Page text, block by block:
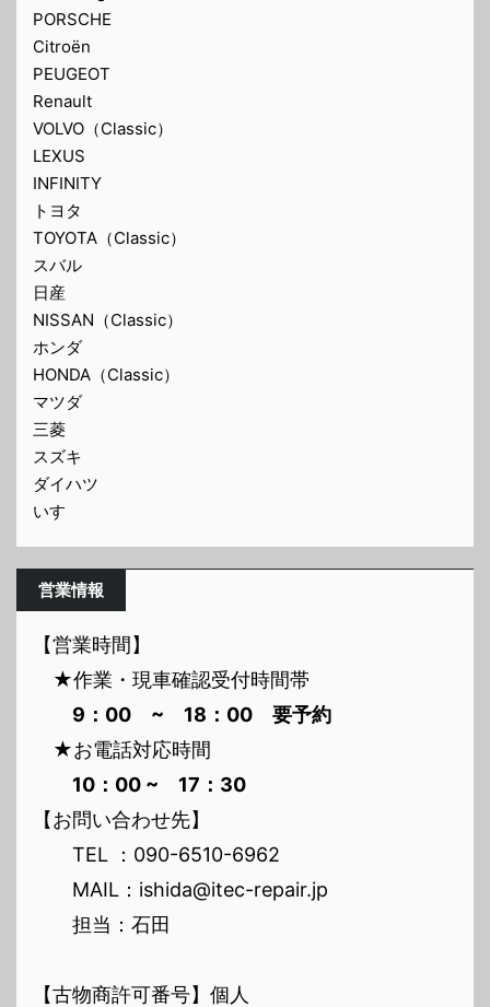
PORSCHE
Citroën
PEUGEOT
Renault
VOLVO（Classic）
LEXUS
INFINITY
トヨタ
TOYOTA（Classic）
スバル
日産
NISSAN（Classic）
ホンダ
HONDA（Classic）
マツダ
三菱
スズキ
ダイハツ
いすゞ
営業情報
【営業時間】
★作業・現車確認受付時間帯
9：00 ~ 18：00 要予約
★お電話対応時間
10：00 ~ 17：30
【お問い合わせ先】
TEL ：090-6510-6962
MAIL：ishida@itec-repair.jp
担当：石田
【古物商許可番号】個人